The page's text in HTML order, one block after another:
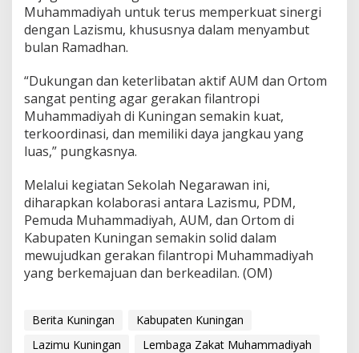
Muhammadiyah untuk terus memperkuat sinergi
dengan Lazismu, khususnya dalam menyambut
bulan Ramadhan.
“Dukungan dan keterlibatan aktif AUM dan Ortom
sangat penting agar gerakan filantropi
Muhammadiyah di Kuningan semakin kuat,
terkoordinasi, dan memiliki daya jangkau yang
luas,” pungkasnya.
Melalui kegiatan Sekolah Negarawan ini,
diharapkan kolaborasi antara Lazismu, PDM,
Pemuda Muhammadiyah, AUM, dan Ortom di
Kabupaten Kuningan semakin solid dalam
mewujudkan gerakan filantropi Muhammadiyah
yang berkemajuan dan berkeadilan. (OM)
Berita Kuningan
Kabupaten Kuningan
Lazimu Kuningan
Lembaga Zakat Muhammadiyah